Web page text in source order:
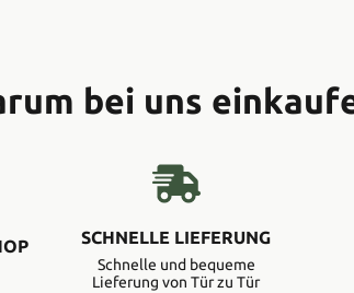
bei uns
SCHNELLE LIEFERUNG
Schnelle und bequeme
Lieferung von Tür zu Tür